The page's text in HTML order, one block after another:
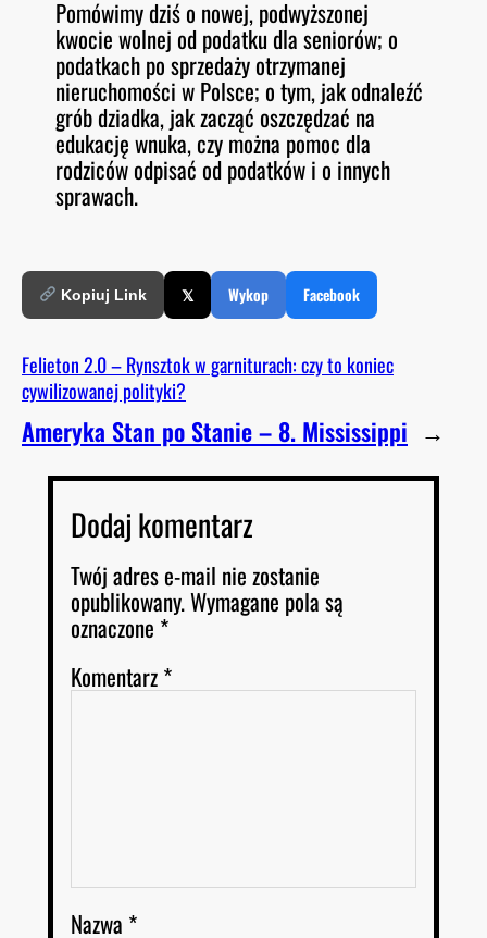
O
D
E
RSS FEED
LINK
EMBED
Pomówimy dziś o nowej, podwyższonej
kwocie wolnej od podatku dla seniorów; o
podatkach po sprzedaży otrzymanej
nieruchomości w Polsce; o tym, jak odnaleźć
grób dziadka, jak zacząć oszczędzać na
edukację wnuka, czy można pomoc dla
rodziców odpisać od podatków i o innych
sprawach.
Kopiuj Link 𝕏 Wykop Facebook
Felieton 2.0 – Rynsztok w garniturach: czy to koniec
cywilizowanej polityki?
Ameryka Stan po Stanie – 8. Mississippi →
Dodaj komentarz
Twój adres e-mail nie zostanie
opublikowany.Wymagane pola są
oznaczone *
Komentarz*
Nazwa *